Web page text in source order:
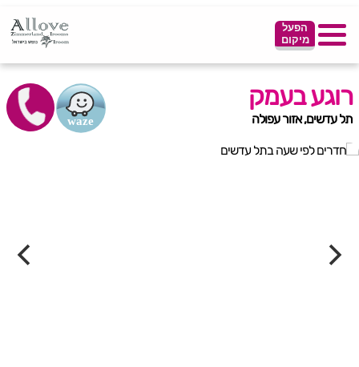
הפעל
מיקום
רוגע בעמק
תל עדשים, אזור עפולה